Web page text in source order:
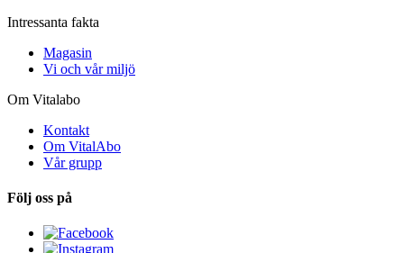
Intressanta fakta
Magasin
Vi och vår miljö
Om Vitalabo
Kontakt
Om VitalAbo
Vår grupp
Följ oss på